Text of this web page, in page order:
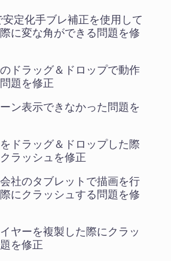
定化手ブレ補正を使用して
に変な角ができる問題を修
ドラッグ＆ドロップで動作
題を修正
ン表示できなかった問題を
ドラッグ＆ドロップした際
ラッシュを修正
社のタブレットで描画を行
にクラッシュする問題を修
ヤーを複製した際にクラッ
を修正